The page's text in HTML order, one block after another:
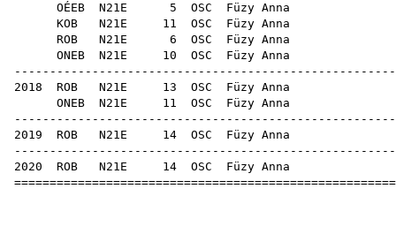
OÉEB N21E 5 OSC
KOB N21E 11 OSC
ROB N21E 6 OSC
ONEB N21E 10 OSC
2018 ROB N21E 13 OSC
ONEB N21E 11 OSC
2019 ROB N21E 14 OSC
2020 ROB N21E 14 OSC